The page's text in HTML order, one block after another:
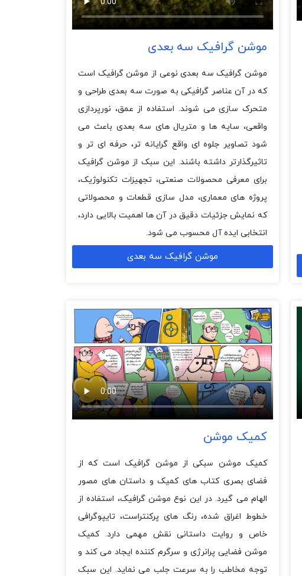
موشن گرافیک سه بعدی
موشن گرافیک سه بعدی نوعی از موشن گرافیک است
که در آن عناصر گرافیکی به صورت سه بعدی طراحی و
متحرک سازی می شوند. استفاده از عمق، نورپردازی
واقعی، سایه ها و متریال های سه بعدی باعث می
شود تصاویر جلوه ای واقع گرایانه تر، حرفه ای تر و
تاثیرگذارتر داشته باشند. این سبک از موشن گرافیک
برای معرفی محصولات صنعتی، تجهیزات تکنولوژیک،
پروژه های معماری، مدل سازی قطعات و محصولاتی
که نمایش جزئیات دقیق در آن ها اهمیت بالایی دارد،
انتخابی ایده آل محسوب می شود.
موشن گرافیک سه بعدی
کمیک موشن
کمیک موشن سبکی از موشن گرافیک است که از
فضای بصری کتاب های کمیک و داستان های مصور
الهام می گیرد. در این نوع موشن گرافیک، استفاده از
خطوط اغراق شده، رنگ های پرکنتراست، تایپوگرافی
خاص و روایت داستانی نقش مهمی دارد. کمیک
موشن فضایی پرانرژی و سرگرم کننده ایجاد می کند و
توجه مخاطب را به سرعت جلب می نماید. این سبک